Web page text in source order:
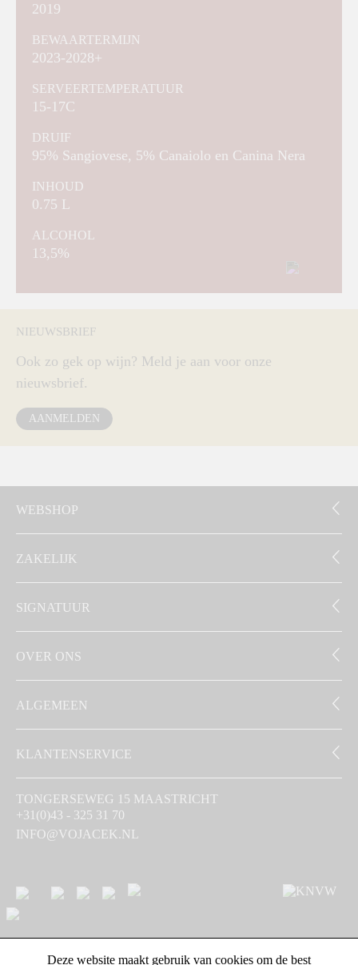
2019
BEWAARTERMIJN
2023-2028+
SERVEERTEMPERATUUR
15-17C
DRUIF
95% Sangiovese, 5% Canaiolo en Canina Nera
INHOUD
0.75 L
ALCOHOL
13,5%
NIEUWSBRIEF
Ook zo gek op wijn? Meld je aan voor onze
nieuwsbrief.
AANMELDEN
WEBSHOP
ZAKELIJK
SIGNATUUR
OVER ONS
ALGEMEEN
KLANTENSERVICE
TONGERSEWEG 15 MAASTRICHT
+31(0)43 - 325 31 70
INFO@VOJACEK.NL
Deze website maakt gebruik van cookies om de best